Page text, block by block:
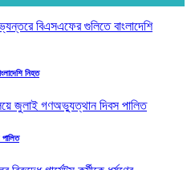
নিহত